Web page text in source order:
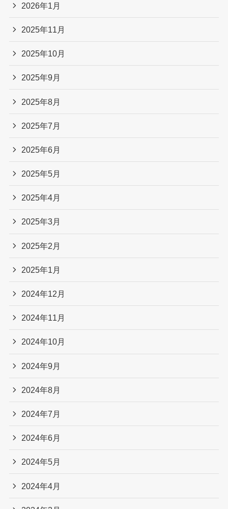
2026年1月
2025年11月
2025年10月
2025年9月
2025年8月
2025年7月
2025年6月
2025年5月
2025年4月
2025年3月
2025年2月
2025年1月
2024年12月
2024年11月
2024年10月
2024年9月
2024年8月
2024年7月
2024年6月
2024年5月
2024年4月